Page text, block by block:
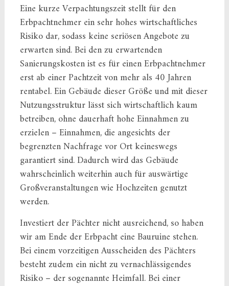
Eine kurze Verpachtungszeit stellt für den
Erbpachtnehmer ein sehr hohes wirtschaftliches
Risiko dar, sodass keine seriösen Angebote zu
erwarten sind. Bei den zu erwartenden
Sanierungskosten ist es für einen Erbpachtnehmer
erst ab einer Pachtzeit von mehr als 40 Jahren
rentabel. Ein Gebäude dieser Größe und mit dieser
Nutzungsstruktur lässt sich wirtschaftlich kaum
betreiben, ohne dauerhaft hohe Einnahmen zu
erzielen – Einnahmen, die angesichts der
begrenzten Nachfrage vor Ort keineswegs
garantiert sind. Dadurch wird das Gebäude
wahrscheinlich weiterhin auch für auswärtige
Großveranstaltungen wie Hochzeiten genutzt
werden.
Investiert der Pächter nicht ausreichend, so haben
wir am Ende der Erbpacht eine Bauruine stehen.
Bei einem vorzeitigen Ausscheiden des Pächters
besteht zudem ein nicht zu vernachlässigendes
Risiko – der sogenannte Heimfall. Bei einer